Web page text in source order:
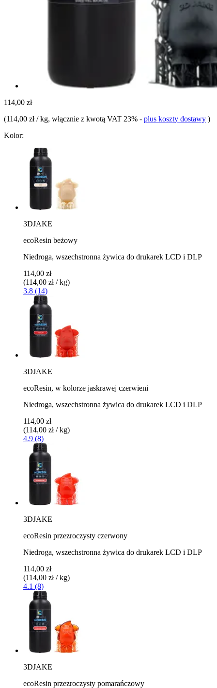
114,00 zł
(114,00 zł / kg, włącznie z kwotą VAT 23% - plus koszty dostawy )
Kolor:
3DJAKE
ecoResin beżowy
Niedroga, wszechstronna żywica do drukarek LCD i DLP
114,00 zł
(114,00 zł / kg)
3.8 (14)
3DJAKE
ecoResin, w kolorze jaskrawej czerwieni
Niedroga, wszechstronna żywica do drukarek LCD i DLP
114,00 zł
(114,00 zł / kg)
4.9 (8)
3DJAKE
ecoResin przezroczysty czerwony
Niedroga, wszechstronna żywica do drukarek LCD i DLP
114,00 zł
(114,00 zł / kg)
4.1 (8)
3DJAKE
ecoResin przezroczysty pomarańczowy